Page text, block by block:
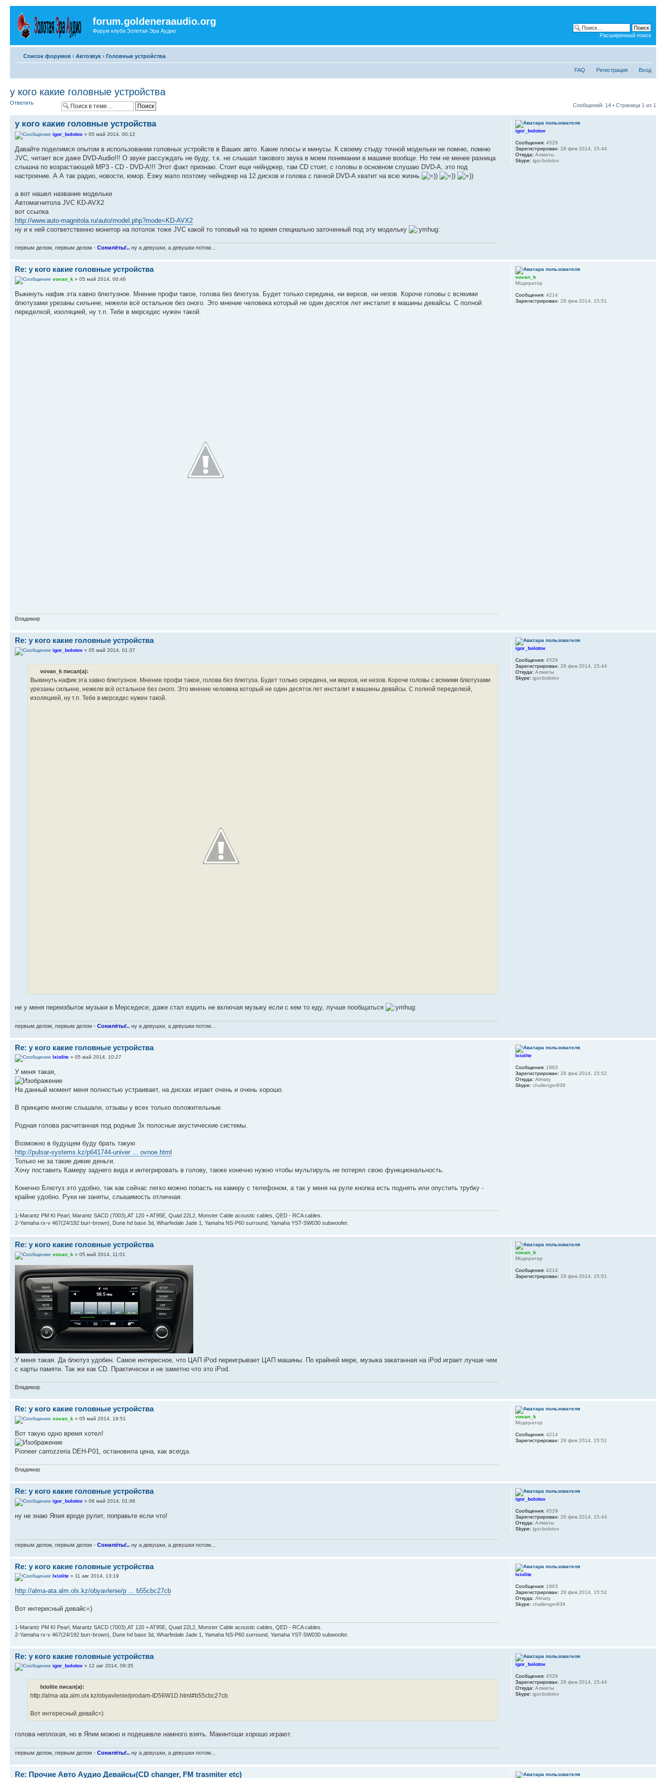
forum.goldeneraaudio.org
Форум клуба Золотая Эра Аудио
Расширенный поиск
Список форумов ‹ Автозвук ‹ Головные устройства
FAQ Регистрация Вход
у кого какие головные устройства
Ответить Сообщений: 14 • Страница 1 из 1
у кого какие головные устройства
igor_bolotov » 05 май 2014, 00:12
Давайте поделимся опытом в использовании головных устройств в Ваших авто. Какие плюсы и минусы. К своему стыду точной модельки не помню, помню
JVC, читает все даже DVD-Audio!!! О звуке рассуждать не буду, т.к. не слышал такового звука в моем понимании в машине вообще. Но тем не менее разница
слышна по возрастающей MP3 - CD - DVD-A!!! Этот факт признаю. Стоит еще чейнджер, там CD стоят, с головы в основном слушаю DVD-A, это под
настроение. А А так радио, новости, юмор. Езжу мало поэтому чейнджер на 12 дисков и голова с пачкой DVD-A хватит на всю жизнь
а вот нашел название модельки
Автомагнитола JVC KD-AVX2
вот ссылка
http://www.auto-magnitola.ru/auto/model.php?mode=KD-AVX2
ну и к ней соответственно монитор на потолок тоже JVC какой то топовый на то время специально заточенный под эту модельку
первым делом, первым делом - Сонилёты!.. ну а девушки, а девушки потом...
igor_bolotov
Сообщения: 4529
Зарегистрирован: 28 фев 2014, 15:44
Откуда: Алматы
Skype: igor.bolotov
Re: у кого какие головные устройства
vovan_k » 05 май 2014, 00:46
Выкинуть нафик эта хавно блютузное. Мнение профи такое, голова без блютуза. Будет только середина, ни верхов, ни незов. Короче головы с всякими
блютузами урезаны сильнне, нежели всё остальное без оного. Это мнение человека который не один десяток лет инсталит в машины девайсы. С полной
переделкой, изоляцией, ну т.п. Тебе в мерседес нужен такой.
Владимир
vovan_k
Модератор
Сообщения: 4214
Зарегистрирован: 28 фев 2014, 15:51
Re: у кого какие головные устройства
igor_bolotov » 05 май 2014, 01:37
vovan_k писал(а):
Выкинуть нафик эта хавно блютузное. Мнение профи такое, голова без блютуза. Будет только середина, ни верхов, ни незов. Короче головы с всякими блютузами
урезаны сильнне, нежели всё остальное без оного. Это мнение человека который не один десяток лет инсталит в машины девайсы. С полной переделкой,
изоляцией, ну т.п. Тебе в мерседес нужен такой.
не у меня переизбыток музыки в Мерседесе, даже стал ездить не включая музыку если с кем то еду, лучше пообщаться
первым делом, первым делом - Сонилёты!.. ну а девушки, а девушки потом...
igor_bolotov
Сообщения: 4529
Зарегистрирован: 28 фев 2014, 15:44
Откуда: Алматы
Skype: igor.bolotov
Re: у кого какие головные устройства
Ixiolite » 05 май 2014, 10:27
У меня такая,
На данный момент меня полностью устраивает, на дисках играет очень и очень хорошо.
В принципе многие слышали, отзывы у всех только положительные.
Родная голова расчитанная под родные 3х полосные акустические системы.
Возможно в будущем буду брать такую
http://pulsar-systems.kz/p641744-univer ... ovnoe.html
Только не за такие дикие деньги.
Хочу поставить Камеру заднего вида и интегрировать в голову, также конечно нужно чтобы мультируль не потерял свою функциональность.
Конечно Блютуз это удобно, так как сейчас легко можно попасть на камеру с телефоном, а так у меня на руле кнопка есть поднять или опустить трубку -
крайне удобно. Руки не заняты, слышимость отличная.
1-Marantz PM KI Pearl, Marantz SACD (7003),AT 120 + AT95E, Quad 22L2, Monster Cable acoustic cables, QED - RCA cables.
2-Yamaha rx-v 467(24/192 burr-brown), Dune hd base 3d, Wharfedale Jade 1, Yamaha NS-P60 surround, Yamaha YST-SW030 subwoofer.
Ixiolite
Сообщения: 1963
Зарегистрирован: 28 фев 2014, 15:52
Откуда: Almaty
Skype: challenger939
Re: у кого какие головные устройства
vovan_k » 05 май 2014, 11:01
У меня такая. Да блютуз удобен. Самое интересное, что ЦАП iPod переигрывает ЦАП машины. По крайней мере, музыка закатанная на iPod играет лучше чем
с карты памяти. Так же как CD. Практически и не заметно что это iPod.
Владимир
vovan_k
Модератор
Сообщения: 4214
Зарегистрирован: 28 фев 2014, 15:51
Re: у кого какие головные устройства
vovan_k » 05 май 2014, 19:51
Вот такую одно время хотел!
Pioneer carrozzeria DEH-P01, остановила цена, как всегда.
Владимир
vovan_k
Модератор
Сообщения: 4214
Зарегистрирован: 28 фев 2014, 15:51
Re: у кого какие головные устройства
igor_bolotov » 06 май 2014, 01:46
ну не знаю Япия вроде рулит, поправьте если что!
первым делом, первым делом - Сонилёты!.. ну а девушки, а девушки потом...
igor_bolotov
Сообщения: 4529
Зарегистрирован: 28 фев 2014, 15:44
Откуда: Алматы
Skype: igor.bolotov
Re: у кого какие головные устройства
Ixiolite » 11 авг 2014, 13:19
http://alma-ata.alm.olx.kz/obyavlenie/p ... b55cbc27cb
Вот интересный девайс=)
1-Marantz PM KI Pearl, Marantz SACD (7003),AT 120 + AT95E, Quad 22L2, Monster Cable acoustic cables, QED - RCA cables.
2-Yamaha rx-v 467(24/192 burr-brown), Dune hd base 3d, Wharfedale Jade 1, Yamaha NS-P60 surround, Yamaha YST-SW030 subwoofer.
Ixiolite
Сообщения: 1963
Зарегистрирован: 28 фев 2014, 15:52
Откуда: Almaty
Skype: challenger939
Re: у кого какие головные устройства
igor_bolotov » 12 авг 2014, 09:35
Ixiolite писал(а):
http://alma-ata.alm.olx.kz/obyavlenie/prodam-ID56W1D.html#b55cbc27cb
Вот интересный девайс=)
голова неплохая, но в Япии можно и подешевле намного взять. Макинтоши хорошо играют.
первым делом, первым делом - Сонилёты!.. ну а девушки, а девушки потом...
igor_bolotov
Сообщения: 4529
Зарегистрирован: 28 фев 2014, 15:44
Откуда: Алматы
Skype: igor.bolotov
Re: Прочие Авто Аудио Девайсы(CD changer, FM trasmiter etc)